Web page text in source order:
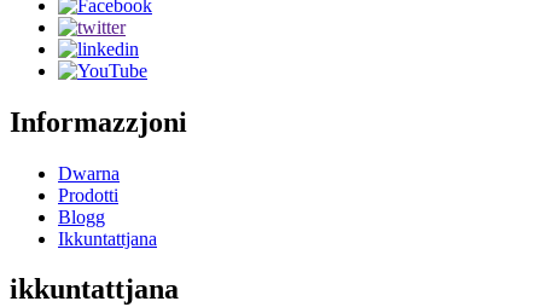
Informazzjoni
Dwarna
Prodotti
Blogg
Ikkuntattjana
ikkuntattjana